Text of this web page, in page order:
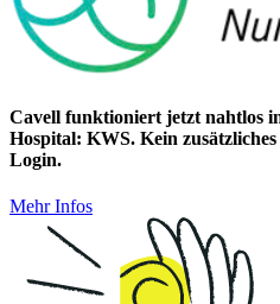
Cavell funktioniert jetzt nahtlos
Hospital: KWS. Kein
Login.
Mehr Infos